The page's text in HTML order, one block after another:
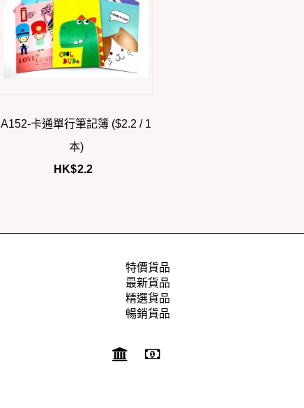
A152-卡通單行筆記簿 ($2.2 / 1
本)
HK$2.2
特價貨品
最新貨品
精選貨品
暢銷貨品